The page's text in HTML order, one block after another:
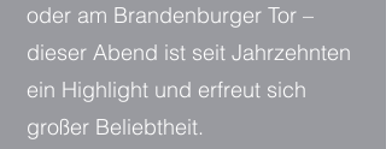
oder am Brandenburger Tor –
dieser Abend ist seit Jahrzehnten
ein Highlight und erfreut sich
großer Beliebtheit.